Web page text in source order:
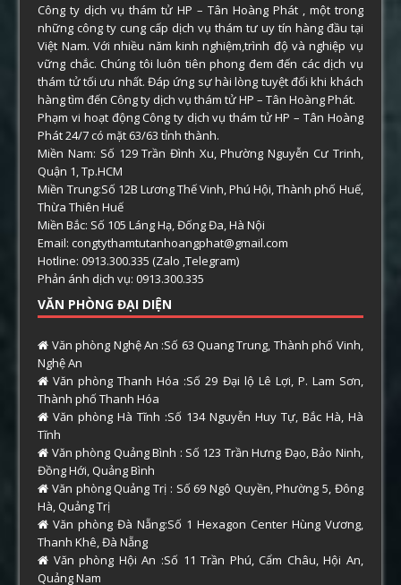
Công ty dịch vụ thám tử HP – Tân Hoàng Phát , một trong
những công ty cung cấp dịch vụ thám tư uy tín hàng đầu tại
Việt Nam. Với nhiều năm kinh nghiệm,trình độ và nghiệp vụ
vững chắc. Chúng tôi luôn tiên phong đem đến các dịch vụ
thám tử tối ưu nhất. Đáp ứng sự hài lòng tuyệt đối khi khách
hàng tìm đến Công ty dịch vụ thám tử HP – Tân Hoàng Phát.
Phạm vi hoạt động Công ty dịch vụ thám tử HP – Tân Hoàng
Phát 24/7 có mặt 63/63 tỉnh thành.
Miền Nam: Số 129 Trần Đình Xu, Phường Nguyễn Cư Trinh,
Quận 1, Tp.HCM
Miền Trung:Số 12B Lương Thế Vinh, Phú Hội, Thành phố Huế,
Thừa Thiên Huế
Miền Bắc: Số 105 Láng Hạ, Đống Đa, Hà Nội
Email: congtythamtutanhoangphat@gmail.com
Hotline: 0913.300.335 (Zalo ,Telegram)
Phản ánh dịch vụ: 0913.300.335
VĂN PHÒNG ĐẠI DIỆN
Văn phòng Nghệ An :Số 63 Quang Trung, Thành phố Vinh,
Nghệ An
Văn phòng Thanh Hóa :Số 29 Đại lộ Lê Lợi, P. Lam Sơn,
Thành phố Thanh Hóa
Văn phòng Hà Tĩnh :Số 134 Nguyễn Huy Tự, Bắc Hà, Hà
Tĩnh
Văn phòng Quảng Bình : Số 123 Trần Hưng Đạo, Bảo Ninh,
Đồng Hới, Quảng Bình
Văn phòng Quảng Trị : Số 69 Ngô Quyền, Phường 5, Đông
Hà, Quảng Trị
Văn phòng Đà Nẵng:Số 1 Hexagon Center Hùng Vương,
Thanh Khê, Đà Nẵng
Văn phòng Hội An :Số 11 Trần Phú, Cẩm Châu, Hội An,
Quảng Nam